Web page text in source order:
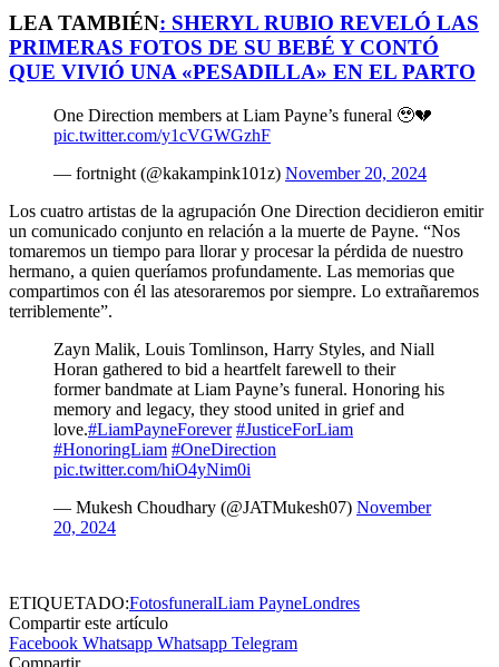
LEA TAMBIÉN: SHERYL RUBIO REVELÓ LAS
PRIMERAS FOTOS DE SU BEBÉ Y CONTÓ
QUE VIVIÓ UNA «PESADILLA» EN EL PARTO
One Direction members at Liam Payne’s funeral 🥹💔
pic.twitter.com/y1cVGWGzhF
— fortnight (@kakampink101z) November 20, 2024
Los cuatro artistas de la agrupación One Direction decidieron emitir
un comunicado conjunto en relación a la muerte de Payne. “Nos
tomaremos un tiempo para llorar y procesar la pérdida de nuestro
hermano, a quien queríamos profundamente. Las memorias que
compartimos con él las atesoraremos por siempre. Lo extrañaremos
terriblemente”.
Zayn Malik, Louis Tomlinson, Harry Styles, and Niall
Horan gathered to bid a heartfelt farewell to their
former bandmate at Liam Payne’s funeral. Honoring his
memory and legacy, they stood united in grief and
love.#LiamPayneForever #JusticeForLiam
#HonoringLiam #OneDirection
pic.twitter.com/hiO4yNim0i
— Mukesh Choudhary (@JATMukesh07) November
20, 2024
ETIQUETADO:FotosfuneralLiam PayneLondres
Compartir este artículo
Facebook Whatsapp Whatsapp Telegram
Compartir